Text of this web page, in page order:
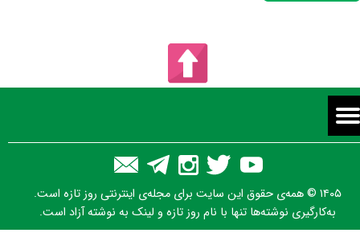
۱۴۰۵ © همه‌ی حقوق این سایت برای مجله‌ی اینترنتی روز تازه است.
به‌کارگیری نوشته‌ها تنها با نام روز تازه و لینک به نوشته آزاد است.